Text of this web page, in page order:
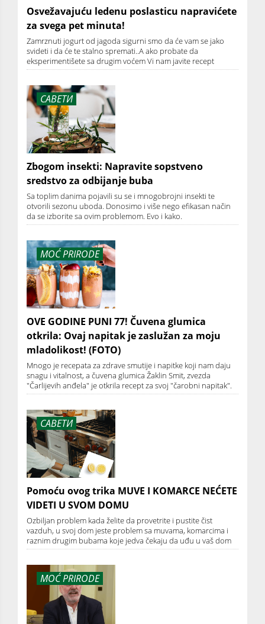
Osvežavajuću ledenu poslasticu napravićete
za svega pet minuta!
Zamrznuti jogurt od jagoda sigurni smo da će vam se jako
svideti i da će te stalno spremati..A ako probate da
eksperimentišete sa drugim voćem Vi nam javite recept
САВЕТИ
Zbogom insekti: Napravite sopstveno
sredstvo za odbijanje buba
Sa toplim danima pojavili su se i mnogobrojni insekti te
otvorili sezonu uboda. Donosimo i više nego efikasan način
da se izborite sa ovim problemom. Evo i kako.
MOĆ PRIRODE
OVE GODINE PUNI 77! Čuvena glumica
otkrila: Ovaj napitak je zaslužan za moju
mladolikost! (FOTO)
Mnogo je recepata za zdrave smutije i napitke koji nam daju
snagu i vitalnost, a čuvena glumica Žaklin Smit, zvezda
"Čarlijevih anđela" je otkrila recept za svoj "čarobni napitak".
САВЕТИ
Pomoću ovog trika MUVE I KOMARCE NEĆETE
VIDETI U SVOM DOMU
Ozbiljan problem kada želite da provetrite i pustite čist
vazduh, u svoj dom jeste problem sa muvama, komarcima i
raznim drugim bubama koje jedva čekaju da uđu u vaš dom
MOĆ PRIRODE